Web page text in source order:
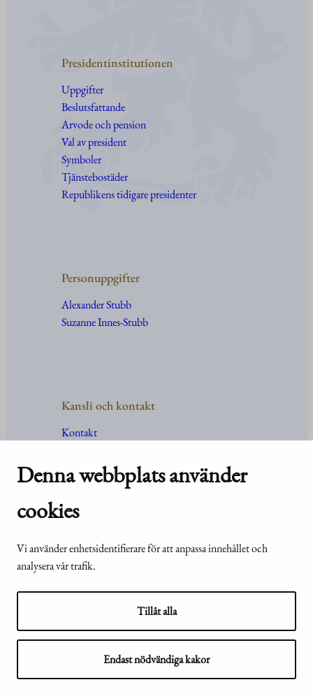
Denna webbplats använder
cookies
Vi använder enhetsidentifierare för att anpassa innehållet och
analysera vår trafik.
Tillåt alla
Endast nödvändiga kakor
Presidentinstitutionen
Uppgifter
Beslutsfattande
Arvode och pension
Val av president
Symboler
Tjänstebostäder
Republikens tidigare presidenter
Personuppgifter
Alexander Stubb
Suzanne Innes-Stubb
Kansli och kontakt
Kontakt
För media
Vanliga frågor och svar
© Republikens
presidents kansli
2024
Visa mina inställningar för kakor